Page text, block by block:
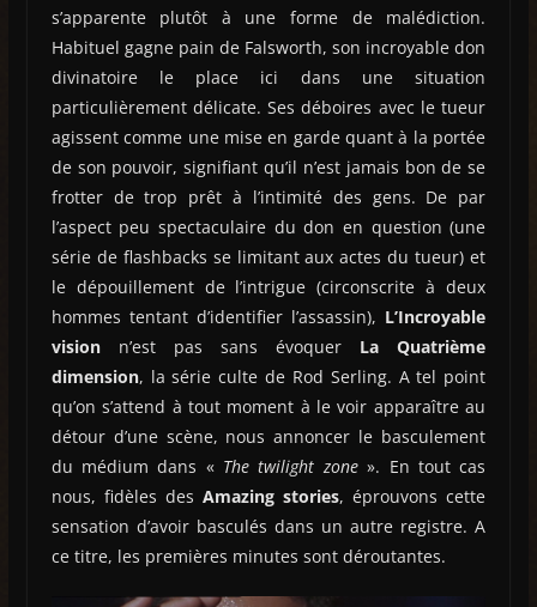
s’apparente plutôt à une forme de malédiction.
Habituel gagne pain de Falsworth, son incroyable don
divinatoire le place ici dans une situation
particulièrement délicate. Ses déboires avec le tueur
agissent comme une mise en garde quant à la portée
de son pouvoir, signifiant qu’il n’est jamais bon de se
frotter de trop prêt à l’intimité des gens. De par
l’aspect peu spectaculaire du don en question (une
série de flashbacks se limitant aux actes du tueur) et
le dépouillement de l’intrigue (circonscrite à deux
hommes tentant d’identifier l’assassin), L’Incroyable
visionn’est pas sans évoquer La Quatrième
dimension, la série culte de Rod Serling. A tel point
qu’on s’attend à tout moment à le voir apparaître au
détour d’une scène, nous annoncer le basculement
du médium dans « The twilight zone». En tout cas
nous, fidèles des Amazing stories, éprouvons cette
sensation d’avoir basculés dans un autre registre. A
ce titre, les premières minutes sont déroutantes.